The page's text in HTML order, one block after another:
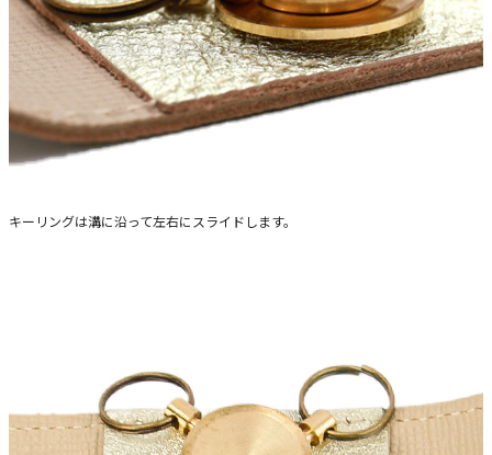
キーリングは溝に沿って左右にスライドします。